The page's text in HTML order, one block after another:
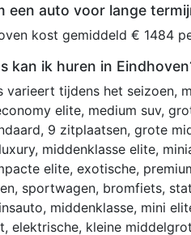
een auto voor lange
kost gemiddeld € 1484
kan ik huren in
varieert tijdens het seizoen,
elite, medium suv,
9 zitplaatsen, grote
middenklasse elite,
elite, exotische,
sportwagen, bromfiets,
middenklasse, mini
elektrische, kleine